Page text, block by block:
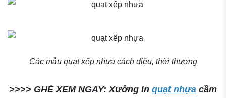
Các mẫu quạt xếp nhựa cách điệu, thời thượng
>>>> GHÉ XEM NGAY: Xưởng in quạt nhựa cầm